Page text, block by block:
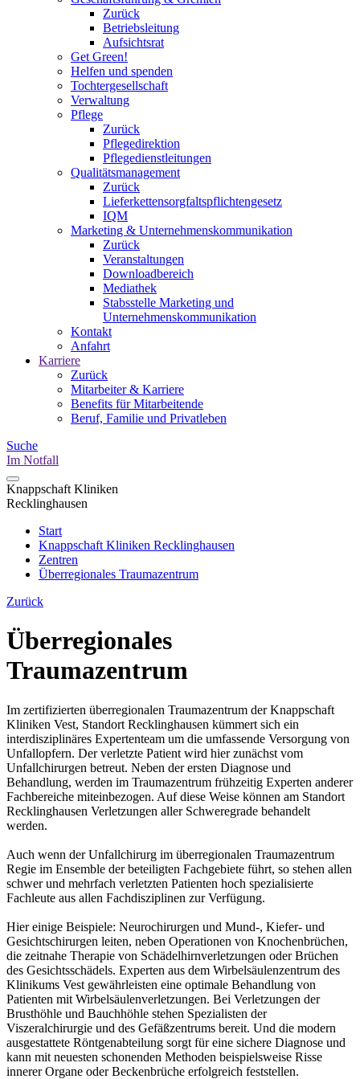
Zurück
Betriebsleitung
Aufsichtsrat
Get Green!
Helfen und spenden
Tochtergesellschaft
Verwaltung
Pflege
Zurück
Pflegedirektion
Pflegedienstleitungen
Qualitätsmanagement
Zurück
Lieferkettensorgfaltspflichtengesetz
IQM
Marketing & Unternehmenskommunikation
Zurück
Veranstaltungen
Downloadbereich
Mediathek
Stabsstelle Marketing und
Unternehmenskommunikation
Kontakt
Anfahrt
Karriere
Zurück
Mitarbeiter & Karriere
Benefits für Mitarbeitende
Beruf, Familie und Privatleben
Suche
Im Notfall
Knappschaft Kliniken
Recklinghausen
Start
Knappschaft Kliniken Recklinghausen
Zentren
Überregionales Traumazentrum
Zurück
Überregionales
Traumazentrum
Im zertifizierten überregionalen Traumazentrum der Knappschaft
Kliniken Vest, Standort Recklinghausen kümmert sich ein
interdisziplinäres Expertenteam um die umfassende Versorgung von
Unfallopfern. Der verletzte Patient wird hier zunächst vom
Unfallchirurgen betreut. Neben der ersten Diagnose und
Behandlung, werden im Traumazentrum frühzeitig Experten anderer
Fachbereiche miteinbezogen. Auf diese Weise können am Standort
Recklinghausen Verletzungen aller Schweregrade behandelt
werden.
Auch wenn der Unfallchirurg im überregionalen Traumazentrum
Regie im Ensemble der beteiligten Fachgebiete führt, so stehen allen
schwer und mehrfach verletzten Patienten hoch spezialisierte
Fachleute aus allen Fachdisziplinen zur Verfügung.
Hier einige Beispiele: Neurochirurgen und Mund-, Kiefer- und
Gesichtschirurgen leiten, neben Operationen von Knochenbrüchen,
die zeitnahe Therapie von Schädelhirnverletzungen oder Brüchen
des Gesichtsschädels. Experten aus dem Wirbelsäulenzentrum des
Klinikums Vest gewährleisten eine optimale Behandlung von
Patienten mit Wirbelsäulenverletzungen. Bei Verletzungen der
Brusthöhle und Bauchhöhle stehen Spezialisten der
Viszeralchirurgie und des Gefäßzentrums bereit. Und die modern
ausgestattete Röntgenabteilung sorgt für eine sichere Diagnose und
kann mit neuesten schonenden Methoden beispielsweise Risse
innerer Organe oder Beckenbrüche erfolgreich feststellen.